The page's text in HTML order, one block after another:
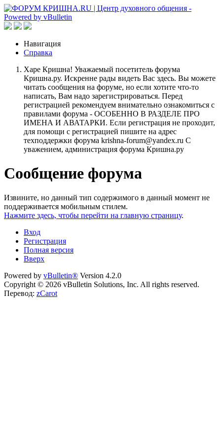
Навигация
Справка
Харе Кришна! Уважаемый посетитель форума
Кришна.ру. Искренне рады видеть Вас здесь. Вы можете
читать сообщения на форуме, но если хотите что-то
написать, Вам надо зарегистрироваться. Перед
регистрацией рекомендуем внимательно ознакомиться с
правилами форума - ОСОБЕННО В РАЗДЕЛЕ ПРО
ИМЕНА И АВАТАРКИ. Если регистрация не проходит,
для помощи с регистрацией пишите на адрес
техподдержки форума krishna-forum@yandex.ru С
уважением, администрация форума Кришна.ру
Сообщение форума
Извините, но данный тип содержимого в данный момент не
поддерживается мобильным стилем.
Нажмите здесь, чтобы перейти на главную страницу.
Вход
Регистрация
Полная версия
Вверх
Powered by vBulletin® Version 4.2.0
Copyright © 2026 vBulletin Solutions, Inc. All rights reserved.
Перевод: zCarot